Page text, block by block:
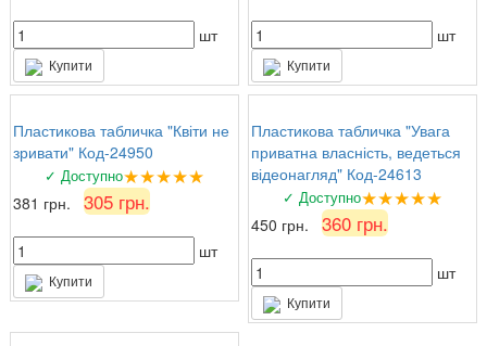
шт
Купити
шт
Купити
Пластикова табличка "Квіти не
зривати" Код-24950
✓ Доступно★★★★★
381 грн. 305 грн.
шт
Купити
Пластикова табличка "Увага
приватна власність, ведеться
відеонагляд" Код-24613
✓ Доступно★★★★★
450 грн. 360 грн.
шт
Купити